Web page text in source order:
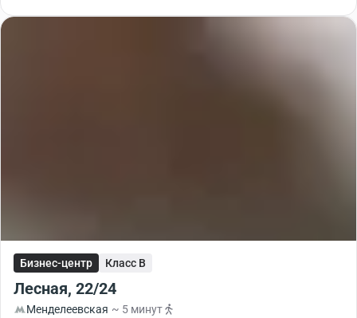
Бизнес-центр Класс B
Лесная, 22/24
Менделеевская ~ 5 минут